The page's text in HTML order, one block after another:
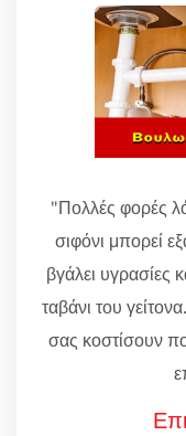
"Πολλές φορές
σιφόνι μπορεί
βγάλει υγρασίες
ταβάνι του
σας κοστίσουν